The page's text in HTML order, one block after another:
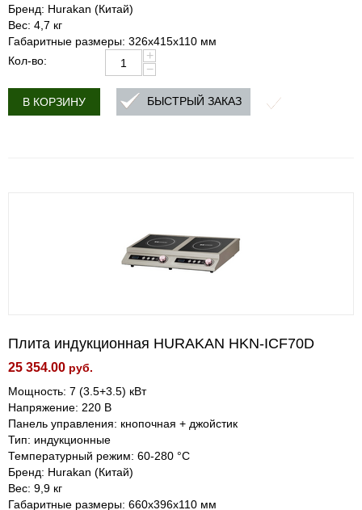
Бренд: Hurakan (Китай)
Вес: 4,7 кг
Габаритные размеры: 326x415x110 мм
Кол-во:
+
−
В КОРЗИНУ БЫСТРЫЙ ЗАКАЗ
Плита индукционная HURAKAN HKN-ICF70D
25 354.00 руб.
Мощность: 7 (3.5+3.5) кВт
Напряжение: 220 В
Панель управления: кнопочная + джойстик
Тип: индукционные
Температурный режим: 60-280 °С
Бренд: Hurakan (Китай)
Вес: 9,9 кг
Габаритные размеры: 660x396x110 мм